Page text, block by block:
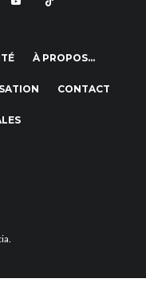
À PROPOS…
CONTACT